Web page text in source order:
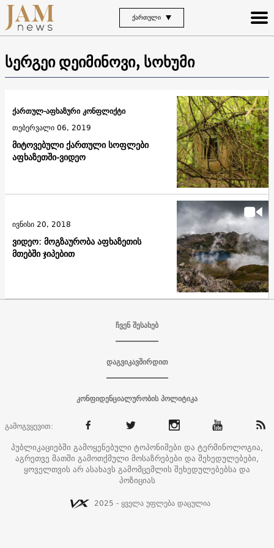
ᲥᲐᲠᲗᲣᲚᲘ
სერგეი დეიმინოვი, სოხუმი
მიტოვებული ქართული სოფლები
აფხაზეთში-ვიდეო
ქართულ-აფხაზური კონფლიქტი
თებერვალი 06, 2019
ვიდეო: მოგზაურობა აფხაზეთის
მთებში ჯიპებით
ივნისი 20, 2018
ჩვენ შესახებ
დაგვიკავშირდით
კონფიდენციალურობის პოლიტიკა
გამოგვყევით:
პუბლიკაციებში გამოყენებული ტოპონიმები და ტერმინოლოგია,
აგრეთვე მათში გამოთქმული მოსაზრებები და შეხედულებები,
ყოველთვის არ ასახავს გამომცემლის შეხედულებებსა და
პოზიციას
2025 - ყველა უფლება დაცულია